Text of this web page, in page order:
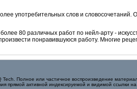
употребительных слов и словосочетаний.
80 различных работ по нейл-арту -
понравившуюся работу. Многие
Полное или частичное воспроизведение
прямой активной индексируемой и видимой ссылки